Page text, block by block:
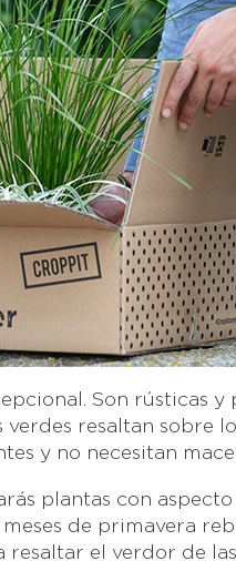
Son rústicas y
verdes resaltan sobre
y no necesitan
plantas con
de primavera
el verdor de